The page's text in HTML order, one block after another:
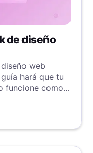
de diseño
web
hará que tu
funcione como